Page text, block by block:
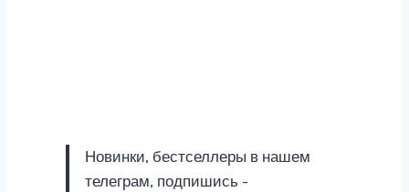
Новинки, бестселлеры в нашем
телеграм, подпишись -